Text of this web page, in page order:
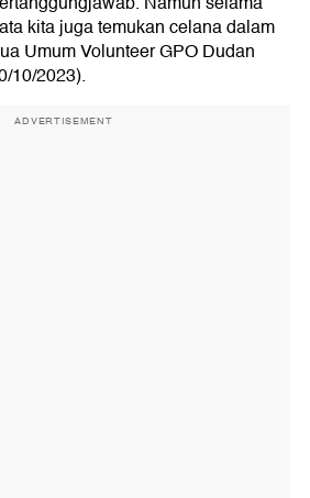
kita juga temukan celana dalam
Umum Volunteer GPO Dudan
10/2023).
ADVERTISEMENT